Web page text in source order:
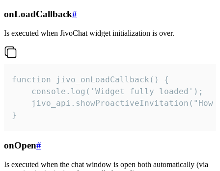
onLoadCallback#
Is executed when JivoChat widget initialization is over.
function jivo_onLoadCallback() {
    console.log('Widget fully loaded');
jivo_api.showProactiveInvitation("How
}
onOpen#
Is executed when the chat window is open both automatically (via